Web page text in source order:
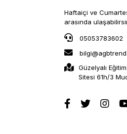
Haftaiçi ve
arasında
05053783602
Güzelyalı
Sitesi 61h/3